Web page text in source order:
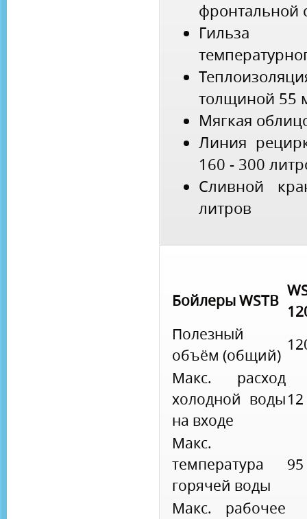
фронтальной
Гильза
толщиной 55
Мягкая
Линия
160 - 300
Сливной
литров
Бойлеры WSTB
Полезный
объём (общий)
Макс. расход
холодной воды
на входе
12
Макс.
температура
горячей воды
95
Макс. рабочее